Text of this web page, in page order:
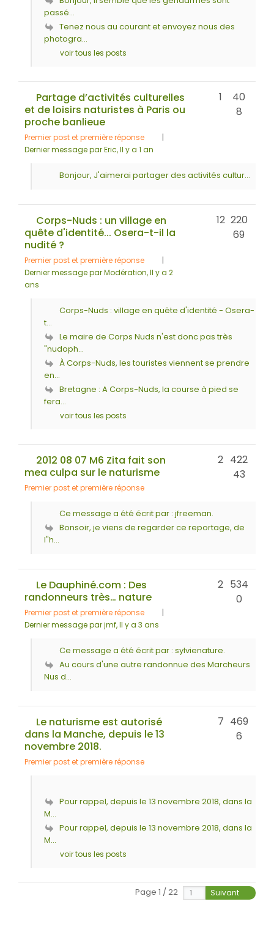
passé...
Tenez nous au courant et envoyez nous des
photogra...
voir tous les posts
Partage d’activités culturelles
et de loisirs naturistes à Paris ou
proche banlieue
Premier post et première réponse
|
Dernier message par Eric, Il y a 1 an
40
8
1
Bonjour, J'aimerai partager des activités cultur...
Corps-Nuds : un village en
quête d'identité... Osera-t-il la
nudité ?
Premier post et première réponse
|
Dernier message par Modération, Il y a 2
ans
220
69
12
Corps-Nuds : village en quête d'identité - Osera-
t...
Le maire de Corps Nuds n'est donc pas très
"nudoph...
À Corps-Nuds, les touristes viennent se prendre
en...
Bretagne : A Corps-Nuds, la course à pied se
fera...
voir tous les posts
2012 08 07 M6 Zita fait son
mea culpa sur le naturisme
Premier post et première réponse
422
43
2
Ce message a été écrit par : jfreeman.
Bonsoir, je viens de regarder ce reportage, de
l"h...
Le Dauphiné.com : Des
randonneurs très… nature
Premier post et première réponse
|
Dernier message par jmf, Il y a 3 ans
534
0
2
Ce message a été écrit par : sylvienature.
Au cours d'une autre randonnue des Marcheurs
Nus d...
Le naturisme est autorisé
dans la Manche, depuis le 13
novembre 2018.
Premier post et première réponse
469
6
7
Pour rappel, depuis le 13 novembre 2018, dans la
M...
Pour rappel, depuis le 13 novembre 2018, dans la
M...
voir tous les posts
Page 1 / 22 Suivant